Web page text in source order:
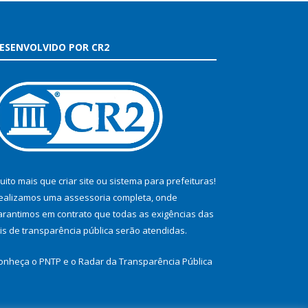
POR CR2
mais que criar site ou sistema para prefeituras!
uma assessoria completa, onde
em contrato que todas as exigências das
de transparência pública serão atendidas.
o PNTP e o Radar da Transparência Pública